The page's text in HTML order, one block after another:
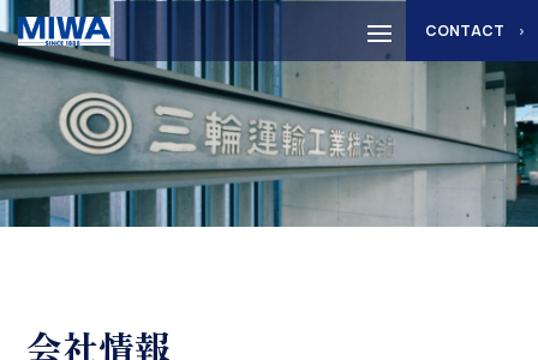
CONTACT
会社情報